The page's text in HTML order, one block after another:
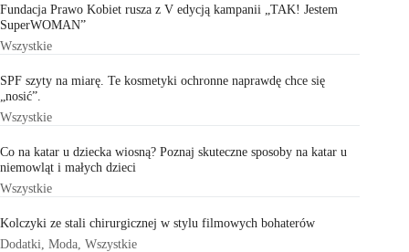
Fundacja Prawo Kobiet rusza z V edycją kampanii „TAK! Jestem
SuperWOMAN”
Wszystkie
SPF szyty na miarę. Te kosmetyki ochronne naprawdę chce się
„nosić”.
Wszystkie
Co na katar u dziecka wiosną? Poznaj skuteczne sposoby na katar u
niemowląt i małych dzieci
Wszystkie
Kolczyki ze stali chirurgicznej w stylu filmowych bohaterów
Dodatki Moda Wszystkie